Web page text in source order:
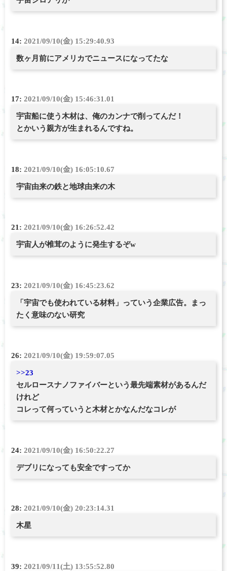
14: 2021/09/10(金) 15:29:40.93
数ヶ月前にアメリカでニュースになってたな
17: 2021/09/10(金) 15:46:31.01
宇宙船に使う木材は、俺のカンナで削ってんだ！
とかいう親方が生まれるんですね。
18: 2021/09/10(金) 16:05:10.67
宇宙由来の鉄と地球由来の木
21: 2021/09/10(金) 16:26:52.42
宇宙人が椎茸のように発生するぞw
23: 2021/09/10(金) 16:45:23.62
「宇宙でも使われている材料」っていう企業広告。まっ
たく意味のない研究
26: 2021/09/10(金) 19:59:07.05
>>23
セルロースナノファイバーという最先端素材があるんだ
けれど
コレって何っていうと木材とかなんだなコレが
24: 2021/09/10(金) 16:50:22.27
デブリになっても安全ですってか
28: 2021/09/10(金) 20:23:14.31
木星
39: 2021/09/11(土) 13:55:52.80